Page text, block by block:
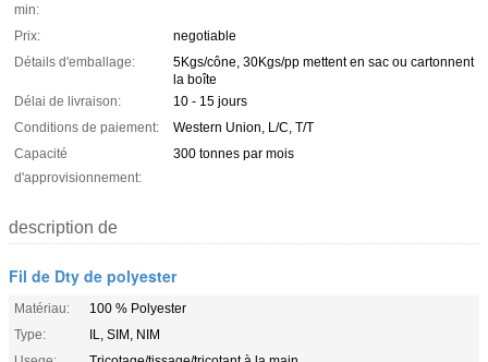
min:
Prix:
negotiable
Détails d'emballage:
5Kgs/cône, 30Kgs/pp mettent en sac ou cartonnent
la boîte
Délai de livraison:
10 - 15 jours
Conditions de paiement:
Western Union, L/C, T/T
Capacité
d'approvisionnement:
300 tonnes par mois
description de
Fil de Dty de polyester
Matériau:
100 % Polyester
Type:
IL, SIM, NIM